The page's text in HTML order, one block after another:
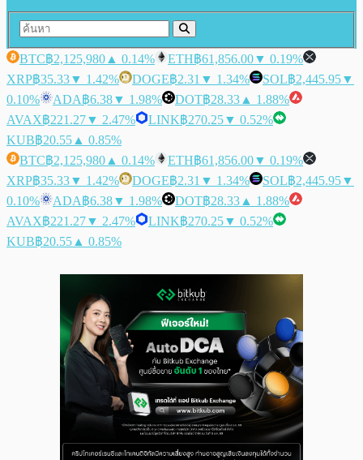
BTC฿2,125,980 ▲ 0.14% ETH฿61,856.00▼ 0.19%
XRP฿35.33▼ 1.42% DOGE฿2.31 ▼ 1.34% SOL฿2,445.95▼
0.10%
ADA฿6.38▼ 1.98% DOT฿28.33 ▲ 1.88%
AVAX฿221.27▼ 2.47% LINK฿270.25▼ 0.52%
KUB฿20.55 ▲ 0.85%
BTC฿2,125,980 ▲ 0.14% ETH฿61,856.00▼ 0.19%
XRP฿35.33▼ 1.42% DOGE฿2.31 ▼ 1.34% SOL฿2,445.95▼
0.10%
ADA฿6.38▼ 1.98% DOT฿28.33 ▲ 1.88%
AVAX฿221.27▼ 2.47% LINK฿270.25▼ 0.52%
KUB฿20.55 ▲ 0.85%